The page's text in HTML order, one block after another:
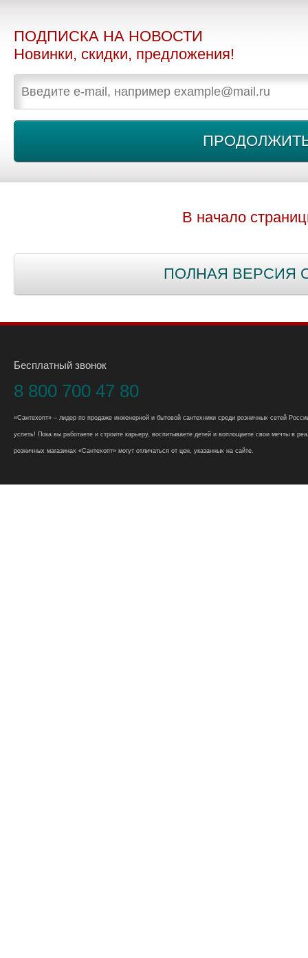
ПОДПИСКА НА НОВОСТИ
Новинки, скидки, предложения!
В начало
ПОЛНАЯ ВЕРСИЯ
Бесплатный звонок
8 800 700 47 80
«Сантехопт» – лидер по продаже инженерной и бытовой сантехники среди розничных сетей
успеть! Пока вы работаете и строите карьеру, воспитываете детей и воплощаете свои мечты в
розничных магазинах «Сантехопт» могут отличаться от цен, указанных на сайте.